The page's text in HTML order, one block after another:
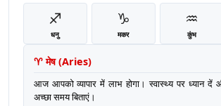
♐
धनु
♑
मकर
♒
कुंभ
♈ मेष(Aries)
आज आपको व्यापार में लाभ होगा। स्वास्थ्य पर ध्यान दें
अच्छा समय बिताएं।